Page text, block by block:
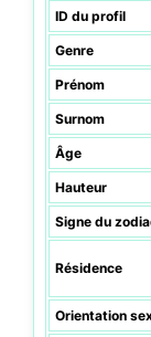
ID du profil
Genre
Prénom
Surnom
Âge
Hauteur
Signe du
Résidence
Orientation